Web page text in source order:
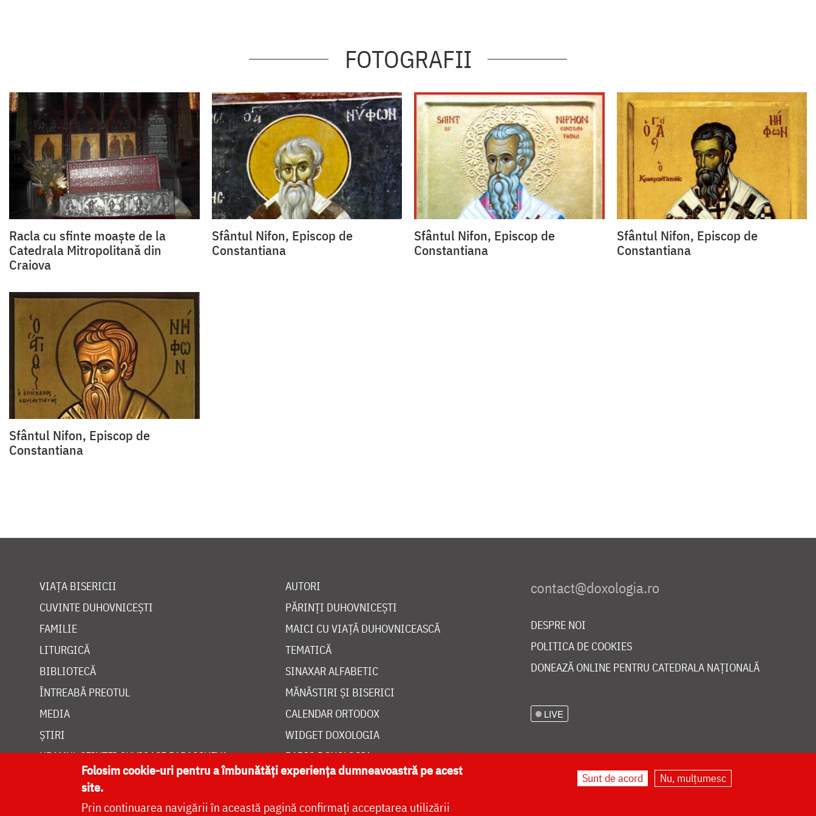
FOTOGRAFII
Racla cu sfinte moaște de la
Catedrala Mitropolitană din
Craiova
Sfântul Nifon, Episcop de
Constantiana
Sfântul Nifon, Episcop de
Constantiana
Sfântul Nifon, Episcop de
Constantiana
Sfântul Nifon, Episcop de
Constantiana
VIAȚA BISERICII
CUVINTE DUHOVNICEȘTI
FAMILIE
LITURGICĂ
BIBLIOTECĂ
ÎNTREABĂ PREOTUL
MEDIA
ȘTIRI
HRAMUL SFINTEI CUVIOASE PARASCHEVA
AUTORI
PĂRINȚI DUHOVNICEȘTI
MAICI CU VIAȚĂ DUHOVNICEASCĂ
TEMATICĂ
SINAXAR ALFABETIC
MĂNĂSTIRI ȘI BISERICI
CALENDAR ORTODOX
WIDGET DOXOLOGIA
RADIO DOXOLOGIA
DESPRE NOI
POLITICA DE COOKIES
DONEAZĂ ONLINE PENTRU CATEDRALA NAȚIONALĂ
LIVE
Folosim cookie-uri pentru a îmbunătăți experiența dumneavoastră pe acest
site.
Prin continuarea navigării în această pagină confirmați acceptarea utilizării
Sunt de acord Nu, mulțumesc